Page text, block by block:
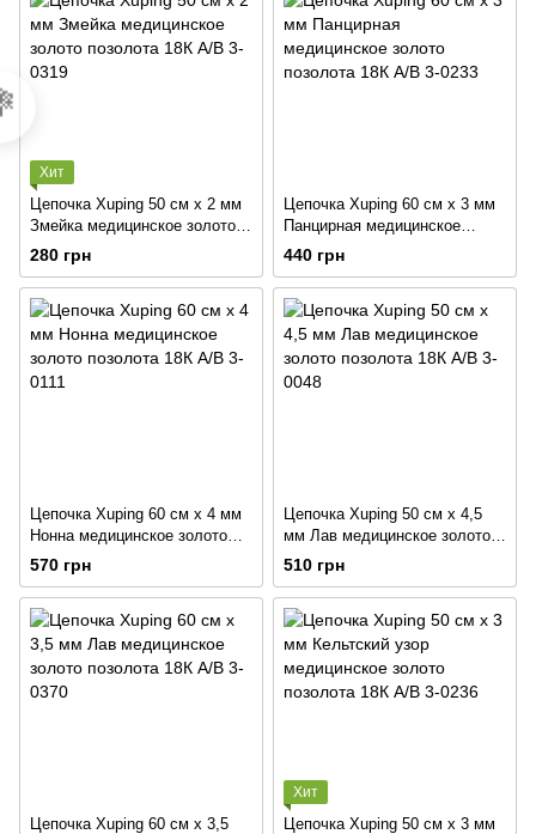
Хит
Цепочка Xuping 50 см х 2 мм
Змейка медицинское золото
позолота 18К А/В 3-0319
280 грн
Цепочка Xuping 60 см х 3 мм
Панцирная медицинское
золото позолота 18К А/В 3-
440 грн
Цепочка Xuping 60 см х 4 мм
Нонна медицинское золото
позолота 18К А/В 3-0111
570 грн
Цепочка Xuping 50 см х 4,5
мм Лав медицинское золото
позолота 18К А/В 3-0048
510 грн
Цепочка Xuping 60 см х 3,5
Хит
Цепочка Xuping 50 см х 3 мм